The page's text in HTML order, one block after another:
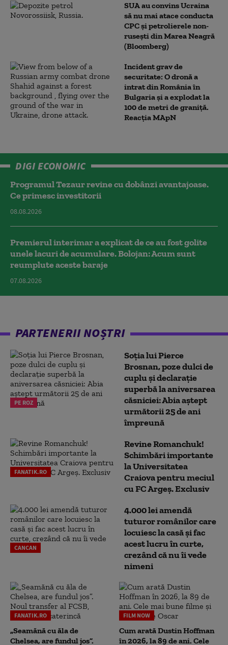
SUA au convins Ucraina
să nu mai atace conducta
CPC şi petrolierele non-
ruseşti din Marea Neagră
(Bloomberg)
Incident grav de
securitate: O dronă a
intrat din România în
Bulgaria şi a explodat la
100 de metri de graniţă.
Reacția MApN
DIGI ECONOMIC
Programul Tezaur revine cu dobânzi avantajoase.
Ce primesc investitorii
08.08.2026
Premierul interimar a explicat de ce au fost golite
unele lacuri de acumulare. Bolojan: Acum sunt
reumplute aceste baraje
07.08.2026
PARTENERII NOȘTRI
PE ROZ
Soția lui Pierce
Brosnan, poze dulci de
cuplu și declarație
superbă la aniversarea
căsniciei: Abia aștept
următorii 25 de ani
împreună
FANATIK.RO
Revine Romanchuk!
Schimbări importante
la Universitatea
Craiova pentru meciul
cu FC Argeş. Exclusiv
CANCAN
4.000 lei amendă
tuturor românilor care
locuiesc la casă și fac
acest lucru în curte,
crezând că nu îi vede
nimeni
FANATIK.RO
„Seamănă cu ăla de
Chelsea, are fundul jos”.
FILM NOW
Cum arată Dustin Hoffman
în 2026, la 89 de ani. Cele